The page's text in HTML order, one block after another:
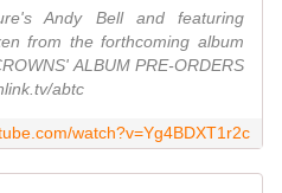
Andy Bell and featuring
from the forthcoming album
ALBUM PRE-ORDERS
abtc
watch?v=Yg4BDXT1r2c